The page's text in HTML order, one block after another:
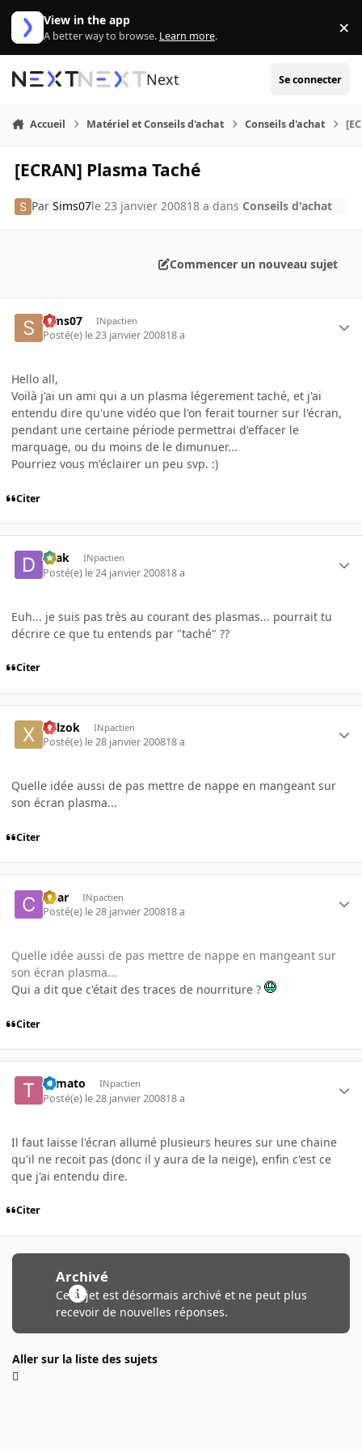
Aller au contenu
View in the app
A better way to browse. Learn more. ×
Next Se connecter
Accueil Matériel et Conseils d'achat Conseils d'achat
[ECRAN] Plasma Taché
ParSims07le 23 janvier 200818 a dans Conseils d'achat
Commencer un nouveau sujet
Sims07 INpactien
Posté(e) le 23 janvier 200818 a
Hello all,
Voilà j'ai un ami qui a un plasma légerement taché, et j'ai
entendu dire qu'une vidéo que l'on ferait tourner sur l'écran,
pendant une certaine période permettrai d'effacer le
marquage, ou du moins de le dimunuer...
Pourriez vous m'éclairer un peu svp. :)
Citer
Drak INpactien
Posté(e) le 24 janvier 200818 a
Euh... je suis pas très au courant des plasmas... pourrait tu
décrire ce que tu entends par "taché" ??
Citer
xplzok INpactien
Posté(e) le 28 janvier 200818 a
Quelle idée aussi de pas mettre de nappe en mangeant sur
son écran plasma...
Citer
Char INpactien
Posté(e) le 28 janvier 200818 a
Quelle idée aussi de pas mettre de nappe en mangeant sur
son écran plasma...
Qui a dit que c'était des traces de nourriture ?
Citer
Tomato INpactien
Posté(e) le 28 janvier 200818 a
Il faut laisse l'écran allumé plusieurs heures sur une chaine
qu'il ne recoit pas (donc il y aura de la neige), enfin c'est ce
que j'ai entendu dire.
Citer
Archivé
Ce sujet est désormais archivé et ne peut plus
recevoir de nouvelles réponses.
Aller sur la liste des sujets